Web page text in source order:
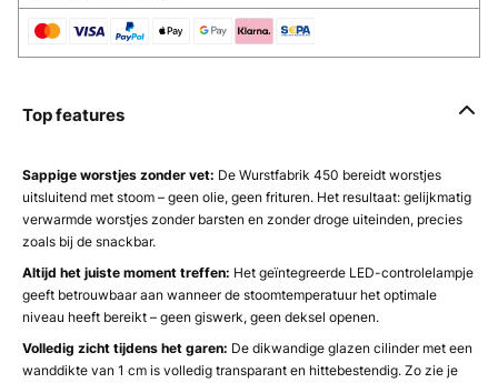
Top features
Sappige worstjes zonder vet: De Wurstfabrik 450 bereidt worstjes
uitsluitend met stoom – geen olie, geen frituren. Het resultaat: gelijkmatig
verwarmde worstjes zonder barsten en zonder droge uiteinden, precies
zoals bij de snackbar.
Altijd het juiste moment treffen: Het geïntegreerde LED-controlelampje
geeft betrouwbaar aan wanneer de stoomtemperatuur het optimale
niveau heeft bereikt – geen giswerk, geen deksel openen.
Volledig zicht tijdens het garen: De dikwandige glazen cilinder met een
wanddikte van 1 cm is volledig transparant en hittebestendig. Zo zie je